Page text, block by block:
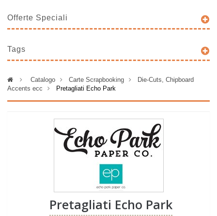
Offerte Speciali
Tags
> Catalogo > Carte Scrapbooking >
Die-Cuts, Chipboard
Accents ecc
> Pretagliati Echo Park
Pretagliati Echo Park